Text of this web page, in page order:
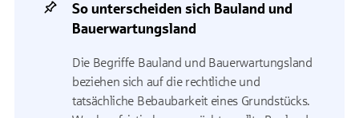
So unterscheiden sich Bauland und
Bauerwartungsland
Die Begriffe Bauland und Bauerwartungsland
beziehen sich auf die rechtliche und
tatsächliche Bebaubarkeit eines Grundstücks.